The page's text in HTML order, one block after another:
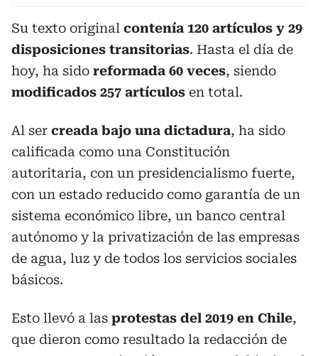
Su texto original contenía 120 artículos y 29
disposiciones transitorias. Hasta el día de
hoy, ha sido reformada 60 veces, siendo
modificados 257 artículos en total.
Al ser creada bajo una dictadura, ha sido
calificada como una Constitución
autoritaria, con un presidencialismo fuerte,
con un estado reducido como garantía de un
sistema económico libre, un banco central
autónomo y la privatización de las empresas
de agua, luz y de todos los servicios sociales
básicos.
Esto llevó a las protestas del 2019 en Chile,
que dieron como resultado la redacción de